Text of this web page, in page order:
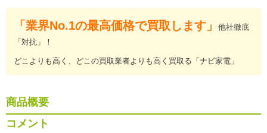
「業界No.1の最高価格で買取します」
他社徹底
「対抗」！
どこよりも高く、どこの買取業者よりも高く買取る「ナビ家電」
商品概要
コメント